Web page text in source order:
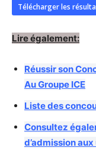
Télécharger les
Lire également:
Réussir son
Au Groupe ICE
Liste des
Consultez
d’admission